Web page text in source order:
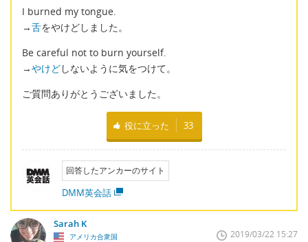
I burned my tongue.
→舌をやけどしました。
Be careful not to burn yourself.
→やけどしないように気をつけて。
ご質問ありがとうございました。
役に立った 33
回答したアンカーのサイト
DMM英会話
Sarah K
アメリカ合衆国 2019/03/22 15:27